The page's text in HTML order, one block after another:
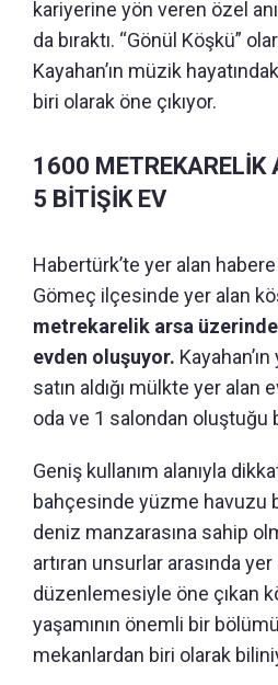
kariyerine yön veren özel
da bıraktı. “Gönül Köşkü”
Kayahan’ın müzik
biri olarak öne çıkıyor.
1600 METREKARELİK
5 BİTİŞİK EV
Habertürk’te yer alan habere
Gömeç ilçesinde yer alan
metrekarelik arsa
evden oluşuyor.
satın aldığı mülkte yer alan
oda ve 1 salondan oluştuğu
Geniş kullanım alanıyla
bahçesinde yüzme havuzu
deniz manzarasına sahip
artıran unsurlar arasında yer
düzenlemesiyle öne çıkan
yaşamının önemli bir
mekanlardan biri olarak